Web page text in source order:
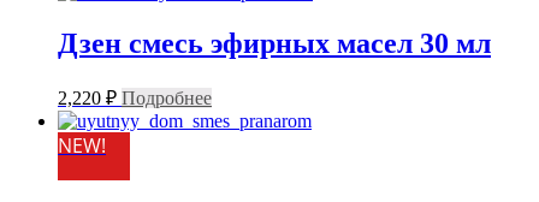
Дзен смесь эфирных масел 30 мл
2,220 ₽ Подробнее
NEW!